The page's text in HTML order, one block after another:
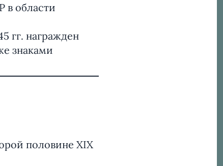
в области
гг. награжден
знаками
половине XIX